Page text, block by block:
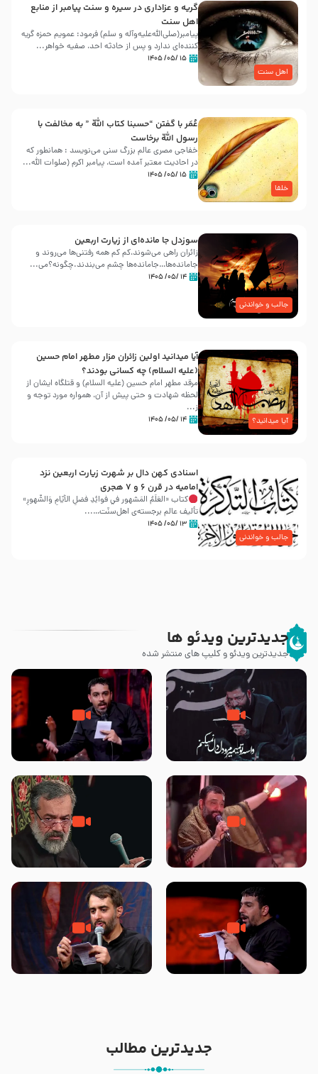
اهل سنت
گریه و عزاداری در سیره و سنت پیامبر از منابع
اهل سنت
پیامبر(صلی‌الله‌علیه‌وآله و سلم) فرمود: عمویم حمزه گریه
کننده‌ای ندارد و پس از حادثه احد، صفیه خواهر...
۱۵ /۰۵/ ۱۴۰۵
خلفا
عُمَر با گفتن “حسبنا كتاب اللّه ” به مخالفت با
رسول اللّه برخاست
خفاجی مصری عالم بزرگ سنی می‌نویسد : همانطور که
در احادیث معتبر آمده است، پیامبر اکرم (صلوات اللّه...
۱۵ /۰۵/ ۱۴۰۵
جالب و خواندنی
سوزدل جا مانده‌ای از زیارت اربعین
زائران راهی می‌شوند،کم‌ کم همه رفتنی‌ها می‌روند و
جامانده‌ها…جامانده‌ها چشم می‌بندند.چگونه؟می‌...
۱۴ /۰۵/ ۱۴۰۵
آیا میدانید؟
آیا میدانید اولین زائران مزار مطهر امام حسین
(علیه السلام) چه کسانی بودند؟
مرقد مطهر امام حسین (علیه السلام) و قتلگاه ایشان از
لحظه شهادت و حتی پیش از آن، همواره مورد توجه و
ز...
۱۴ /۰۵/ ۱۴۰۵
جالب و خواندنی
اسنادی کهن دال بر شهرت زیارت اربعین نزد
امامیه در قرن ۶ و ۷ هجری
کتاب «العَلَمُ المَشهور في فَوائِدِ فَضلِ الأيّامِ وَالشُّهورِ»
تألیف عالم برجسته‌ی اهل‌سنّت…...
۱۳ /۰۵/ ۱۴۰۵
جدیدترین ویدئو ها
جدیدترین ویدئو و کلیپ های منتشر شده
مصداق کربلا – حاج حسین سیب
سرخی
شور ، حسینا! به‌ حق زهرا «أُنْظُرْ
إِلَینا» – عزاداری شب هفتم ماه
جانا جانا ابی عبدالله – کربلایی جواد
مقدم – شب هشتم محرم 1448 –
مادر منم مثل تو خمیدم – حاج
محمود کریمی – شهادت حضرت
هیئت رایة العباس علیه السلام
تک ، عبّاس، صاحب دل‌هاست –
حاج حنیف طاهری – عزاداری شب
من غلام نوکراتم من عاشق کربلاتم
– شور زمینه – شب هفتم – محرم
جدیدترین مطالب